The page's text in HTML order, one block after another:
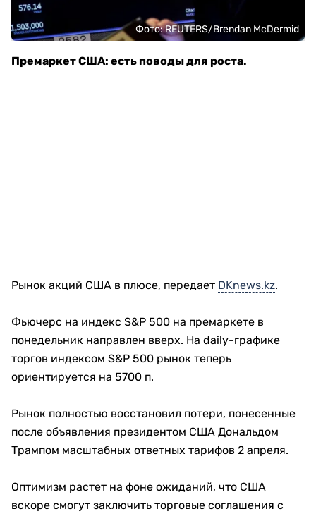
Фото: REUTERS/Brendan McDermid
Премаркет США: есть поводы для роста.
Рынок акций США в плюсе, передает DKnews.kz.
Фьючерс на индекс S&P 500 на премаркете в
понедельник направлен вверх. На daily-графике
торгов индексом S&P 500 рынок теперь
ориентируется на 5700 п.
Рынок полностью восстановил потери, понесенные
после объявления президентом США Дональдом
Трампом масштабных ответных тарифов 2 апреля.
Оптимизм растет на фоне ожиданий, что США
вскоре смогут заключить торговые соглашения с